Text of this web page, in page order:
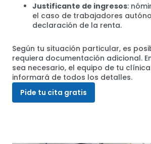
Justificante de ingresos:
el caso de trabajadores
declaración de la renta.
Según tu situación particular, es
requiera documentación adicional.
sea necesario, el equipo de tu
informará de todos los detalles.
Pide tu cita gratis